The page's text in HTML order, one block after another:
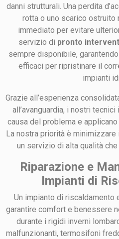
danni strutturali. Una perdita
rotta o uno scarico ostruito
immediato per evitare
servizio di pronto
sempre disponibile,
efficaci per ripristinare il
impianti
Grazie all’esperienza
all’avanguardia, i nostri
causa del problema e
La nostra priorità è
un servizio di alta qualità
Riparazione e
Impianti di
Un impianto di
garantire comfort e benessere
durante i rigidi inverni
malfunzionanti, termosifoni